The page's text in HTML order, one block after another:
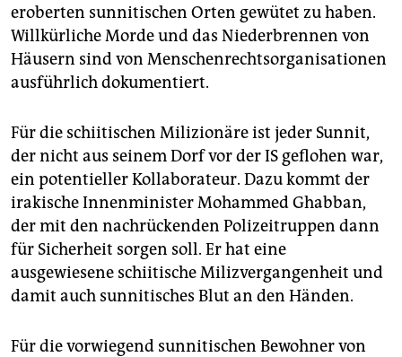
eroberten sunnitischen Orten gewütet zu haben.
Willkürliche Morde und das Niederbrennen von
Häusern sind von Menschenrechtsorganisationen
ausführlich dokumentiert.
Für die schiitischen Milizionäre ist jeder Sunnit,
der nicht aus seinem Dorf vor der IS geflohen war,
ein potentieller Kollaborateur. Dazu kommt der
irakische Innenminister Mohammed Ghabban,
der mit den nachrückenden Polizeitruppen dann
für Sicherheit sorgen soll. Er hat eine
ausgewiesene schiitische Milizvergangenheit und
damit auch sunnitisches Blut an den Händen.
Für die vorwiegend sunnitischen Bewohner von